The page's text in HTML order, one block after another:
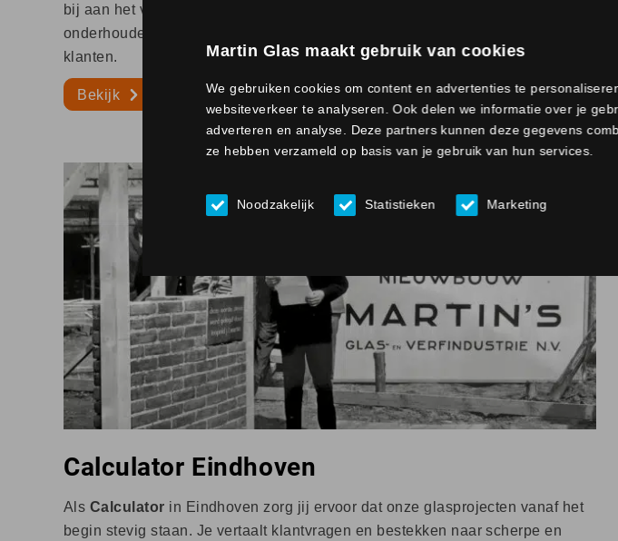
Martin Glas maakt gebruik van cookies
We gebruiken cookies om content en advertenties te
websiteverkeer te analyseren. Ook delen we informatie over je
adverteren en analyse. Deze partners kunnen deze gegevens
ze hebben verzameld op basis van je gebruik van hun services.
Noodzakelijk Statistieken Marketing
bij aan het vergroten van ons marktaandeel. Je bent verantwoordelijk voor het
onderhouden van bestaande klantrelaties en het aantrekken van nieuwe
klanten.
Bekijk
Calculator Eindhoven
Als Calculator in Eindhoven zorg jij ervoor dat onze glasprojecten vanaf het
begin stevig staan. Je vertaalt klantvragen en bestekken naar scherpe en